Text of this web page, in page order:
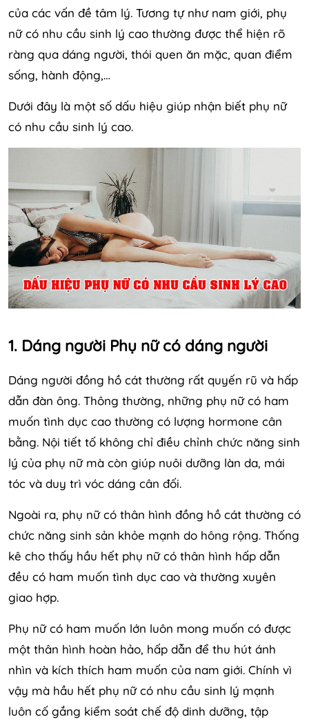
của các vấn đề tâm lý. Tương tự như nam giới, phụ
nữ có nhu cầu sinh lý cao thường được thể hiện rõ
ràng qua dáng người, thói quen ăn mặc, quan điểm
sống, hành động,…
Dưới đây là một số dấu hiệu giúp nhận biết phụ nữ
có nhu cầu sinh lý cao.
1. Dáng người Phụ nữ có dáng người
Dáng người đồng hồ cát thường rất quyến rũ và hấp
dẫn đàn ông. Thông thường, những phụ nữ có ham
muốn tình dục cao thường có lượng hormone cân
bằng. Nội tiết tố không chỉ điều chỉnh chức năng sinh
lý của phụ nữ mà còn giúp nuôi dưỡng làn da, mái
tóc và duy trì vóc dáng cân đối.
Ngoài ra, phụ nữ có thân hình đồng hồ cát thường có
chức năng sinh sản khỏe mạnh do hông rộng. Thống
kê cho thấy hầu hết phụ nữ có thân hình hấp dẫn
đều có ham muốn tình dục cao và thường xuyên
giao hợp.
Phụ nữ có ham muốn lớn luôn mong muốn có được
một thân hình hoàn hảo, hấp dẫn để thu hút ánh
nhìn và kích thích ham muốn của nam giới. Chính vì
vậy mà hầu hết phụ nữ có nhu cầu sinh lý mạnh
luôn cố gắng kiểm soát chế độ dinh dưỡng, tập